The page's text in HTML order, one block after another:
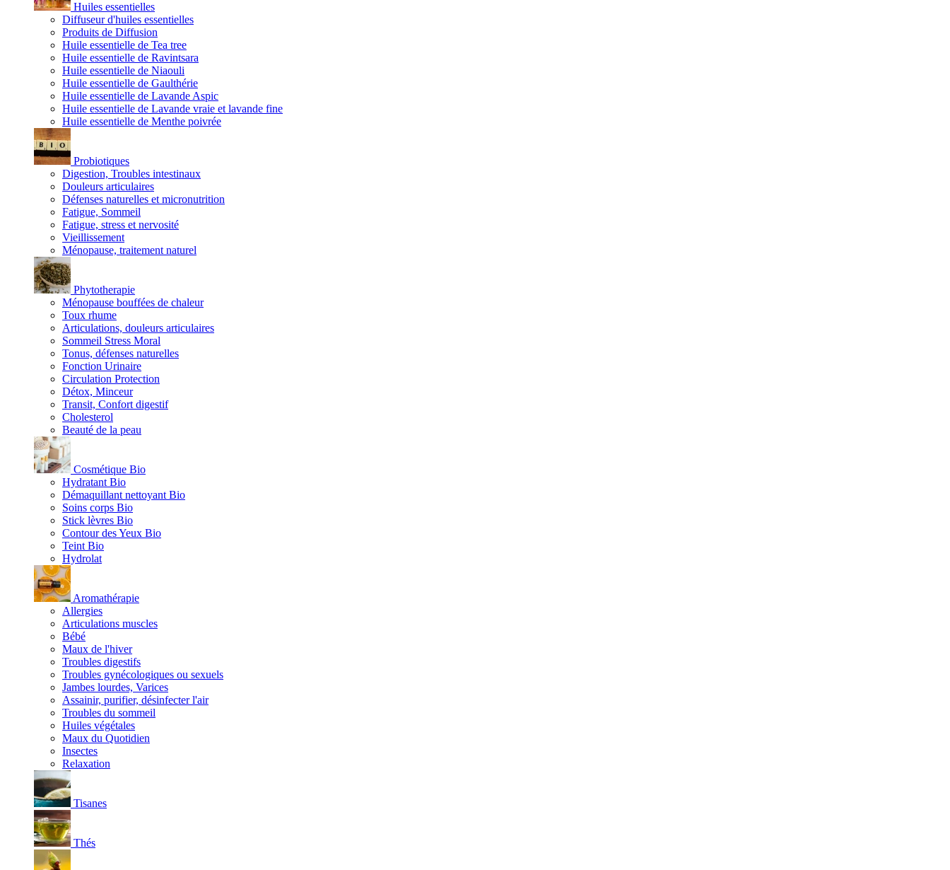
Huiles essentielles
Diffuseur d'huiles essentielles
Produits de Diffusion
Huile essentielle de Tea tree
Huile essentielle de Ravintsara
Huile essentielle de Niaouli
Huile essentielle de Gaulthérie
Huile essentielle de Lavande Aspic
Huile essentielle de Lavande vraie et lavande fine
Huile essentielle de Menthe poivrée
Probiotiques
Digestion, Troubles intestinaux
Douleurs articulaires
Défenses naturelles et micronutrition
Fatigue, Sommeil
Fatigue, stress et nervosité
Vieillissement
Ménopause, traitement naturel
Phytotherapie
Ménopause bouffées de chaleur
Toux rhume
Articulations, douleurs articulaires
Sommeil Stress Moral
Tonus, défenses naturelles
Fonction Urinaire
Circulation Protection
Détox, Minceur
Transit, Confort digestif
Cholesterol
Beauté de la peau
Cosmétique Bio
Hydratant Bio
Démaquillant nettoyant Bio
Soins corps Bio
Stick lèvres Bio
Contour des Yeux Bio
Teint Bio
Hydrolat
Aromathérapie
Allergies
Articulations muscles
Bébé
Maux de l'hiver
Troubles digestifs
Troubles gynécologiques ou sexuels
Jambes lourdes, Varices
Assainir, purifier, désinfecter l'air
Troubles du sommeil
Huiles végétales
Maux du Quotidien
Insectes
Relaxation
Tisanes
Thés